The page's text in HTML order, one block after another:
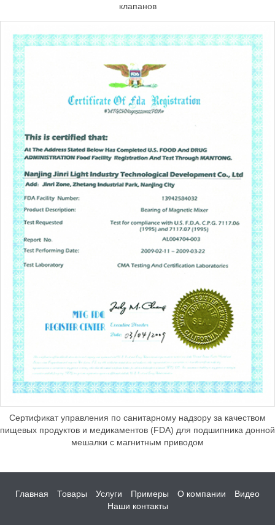
клапанов
Сертификат управления по санитарному надзору за качеством
пищевых продуктов и медикаментов (FDA) для подшипника донной
мешалки с магнитным приводом
Главная Товары Услуги Примеры О компании
Видео
Наши контакты